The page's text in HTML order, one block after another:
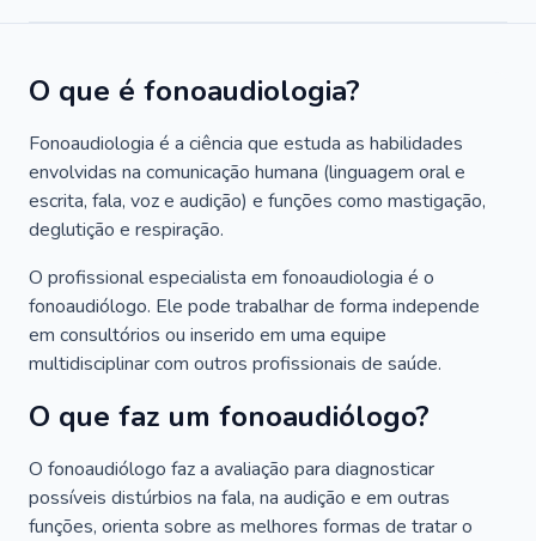
O que é fonoaudiologia?
Fonoaudiologia é a ciência que estuda as habilidades
envolvidas na comunicação humana (linguagem oral e
escrita, fala, voz e audição) e funções como mastigação,
deglutição e respiração.
O profissional especialista em fonoaudiologia é o
fonoaudiólogo. Ele pode trabalhar de forma independe
em consultórios ou inserido em uma equipe
multidisciplinar com outros profissionais de saúde.
O que faz um fonoaudiólogo?
O fonoaudiólogo faz a avaliação para diagnosticar
possíveis distúrbios na fala, na audição e em outras
funções, orienta sobre as melhores formas de tratar o